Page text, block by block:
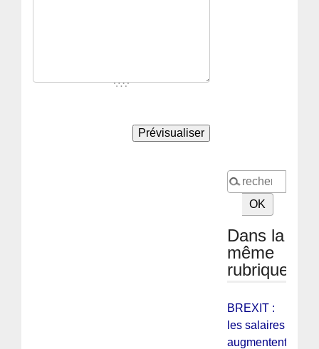
Dans la
même
rubrique
BREXIT :
les salaires
augmentent